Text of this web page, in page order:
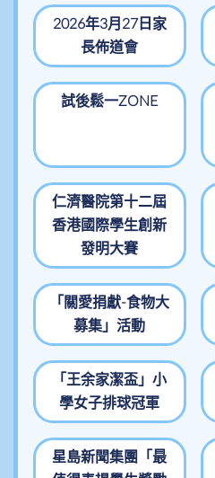
2026年3月27日家
長佈道會
試後鬆一ZONE
仁濟醫院第十二屆
香港國際學生創新
發明大賽
「關愛捐獻-食物大
募集」活動
「王余家潔盃」小
學女子排球冠軍
星島新聞集團「最